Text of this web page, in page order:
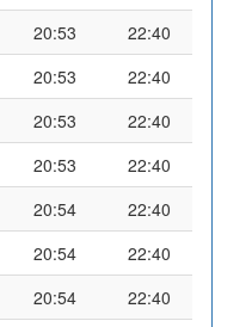
20:53
22:40
20:53
22:40
20:53
22:40
20:53
22:40
20:54
22:40
20:54
22:40
20:54
22:40